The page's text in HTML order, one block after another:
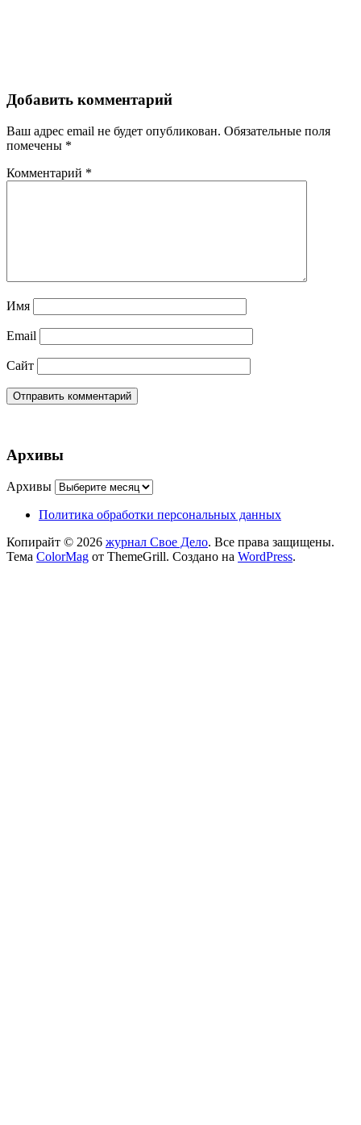
Добавить комментарий
Ваш адрес email не будет опубликован. Обязательные поля
помечены *
Комментарий *
Имя
Email
Сайт
Архивы
Архивы
Политика обработки персональных данных
Копирайт © 2026 журнал Свое Дело. Все права защищены.
Тема ColorMag от ThemeGrill. Создано на WordPress.